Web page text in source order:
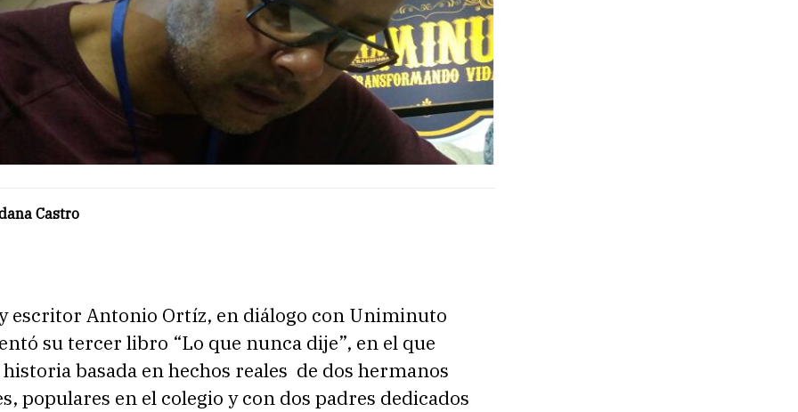
Castro
escritor Antonio Ortíz, en diálogo con Uniminuto
su tercer libro “Lo que nunca dije”, en el que
basada en hechos reales de dos hermanos
populares en el colegio y con dos padres dedicados